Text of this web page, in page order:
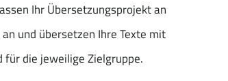
Ihr Übersetzungsprojekt an
und übersetzen Ihre Texte mit
die jeweilige Zielgruppe.